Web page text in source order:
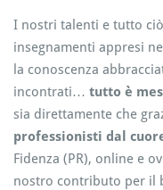
I nostri talenti e tutto
insegnamenti appresi
la conoscenza
incontrati… tutto è
sia direttamente che
professionisti dal
Fidenza (PR), online e
nostro contributo per il